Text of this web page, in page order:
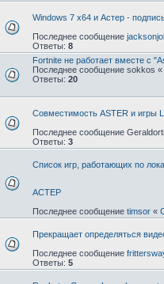
Windows 7 x64 и Астер -
Последнее сообщение
Ответы: 8
Fortnite не работает вместе с
Последнее сообщение sokkos «
Ответы: 20
Совместимость ASTER и игры
Последнее сообщение Geraldorti
Ответы: 3
Список игр, работающих по
АСТЕР
Последнее сообщение timsor «
Прекращает определяться
Последнее сообщение
Ответы: 5